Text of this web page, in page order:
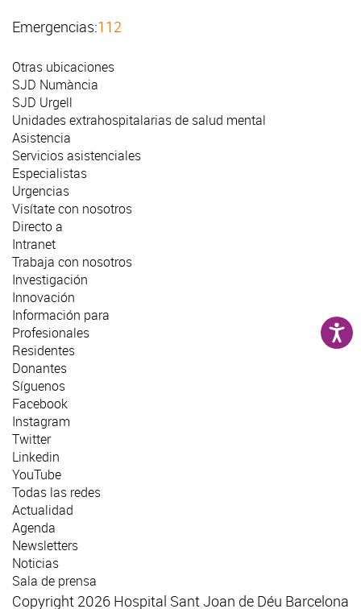
Emergencias:112
Otras ubicaciones
SJD Numància
SJD Urgell
Unidades extrahospitalarias de salud mental
Asistencia
Servicios asistenciales
Especialistas
Urgencias
Visítate con nosotros
Directo a
Intranet
Trabaja con nosotros
Investigación
Innovación
Información para
Profesionales
Residentes
Donantes
Síguenos
Facebook
Instagram
Twitter
Linkedin
YouTube
Todas las redes
Actualidad
Agenda
Newsletters
Noticias
Sala de prensa
Copyright 2026 Hospital Sant Joan de Déu Barcelona